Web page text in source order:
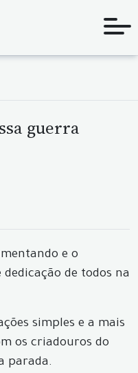
guerra
e o
de todos na
simples e a mais
os criadouros do
parada.